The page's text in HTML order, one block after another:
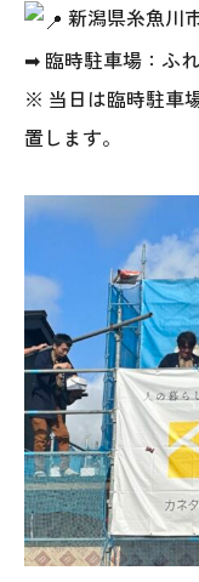
新潟県糸魚川
➡ 臨時駐車場：ふ
※ 当日は臨時駐車
置します。